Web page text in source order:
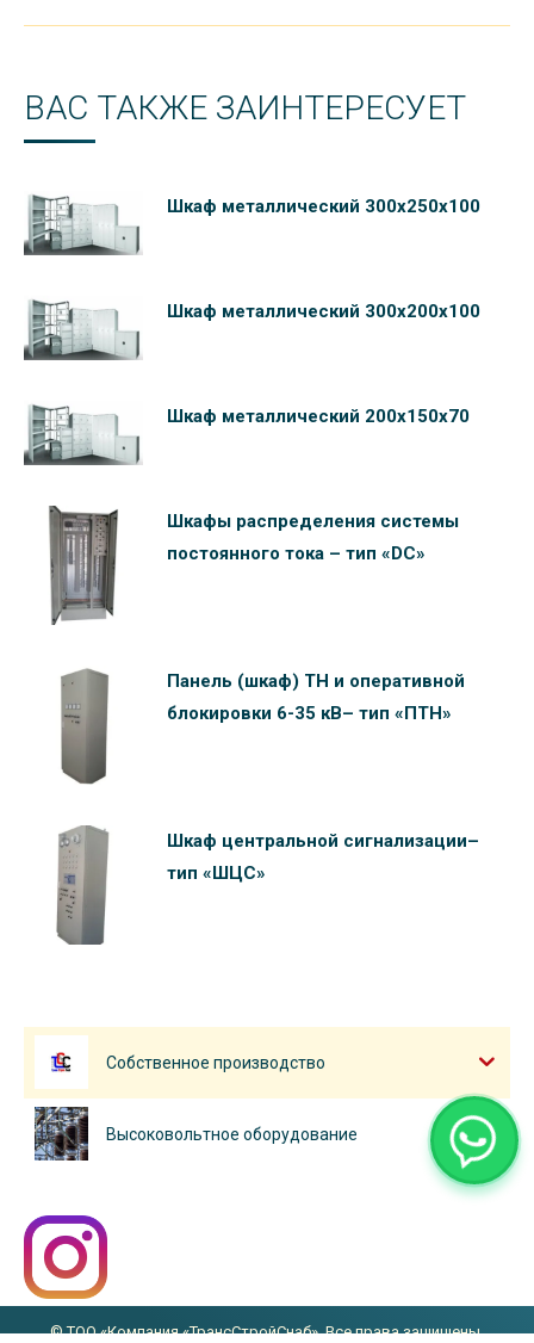
ВАС ТАКЖЕ ЗАИНТЕРЕСУЕТ
Шкаф металлический 300х250х100
Шкаф металлический 300х200х100
Шкаф металлический 200х150х70
Шкафы распределения системы
постоянного тока – тип «DC»
Панель (шкаф) ТН и оперативной
блокировки 6-35 кВ– тип «ПТН»
Шкаф центральной сигнализации–
тип «ШЦС»
Собственное производство
Высоковольтное оборудование
© ТОО «Компания «ТрансСтройСнаб». Все права защищены.